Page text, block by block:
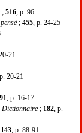
; 516 , p. 96
; 455 , p. 24-25
21
, p. 20-21
, p. 16-17
Dictionnaire ; 182 , p.
143 , p. 88-91